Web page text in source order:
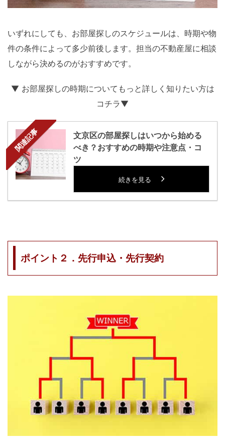
いずれにしても、お部屋探しのスケジュールは、時期や物
件の条件によって多少前後します。担当の不動産屋に相談
しながら決めるのがおすすめです。
▼ お部屋探しの時期についてもっと詳しく知りたい方は
コチラ▼
関連記事
文京区の部屋探しはいつから始める
べき？おすすめの時期や注意点・コ
ツ
続きを見る
ポイント２．先行申込・先行契約